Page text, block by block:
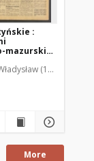
Włodzimierz
:
mazurskiej,
(1922-2001).
More